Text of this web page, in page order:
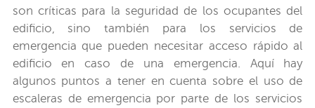
son críticas para la seguridad de los ocupantes del
edificio, sino también para los servicios de
emergencia que pueden necesitar acceso rápido al
edificio en caso de una emergencia. Aquí hay
algunos puntos a tener en cuenta sobre el uso de
escaleras de emergencia por parte de los servicios